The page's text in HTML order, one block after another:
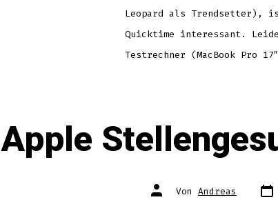
Leopard als Trendsetter),
Quicktime interessant.
Testrechner (MacBook Pro
Apple
Autor
des Von Andreas des